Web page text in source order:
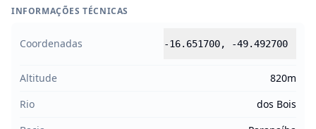
INFORMAÇÕES TÉCNICAS
Coordenadas -16.651700, -49.492700
Altitude
820m
Rio
dos Bois